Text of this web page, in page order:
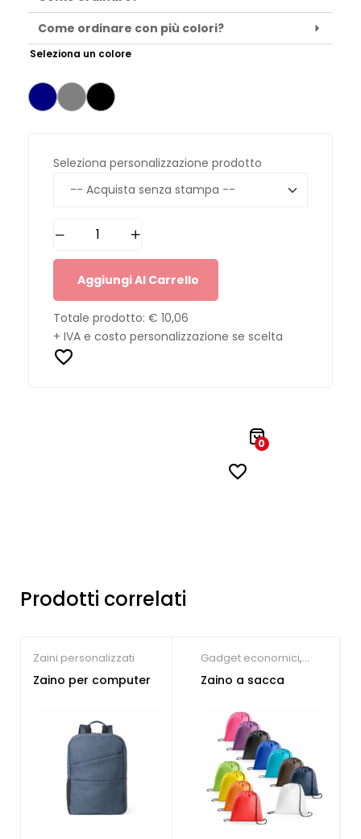
Come ordinare con più colori?
Seleziona un colore
Seleziona personalizzazione prodotto
Aggiungi Al Carrello
Totale prodotto: € 10,06
+ IVA e costo personalizzazione se scelta
0
Prodotti correlati
Zaini personalizzati
Zaino per computer
Gadget economici,
Società Sportive
Zaino a sacca